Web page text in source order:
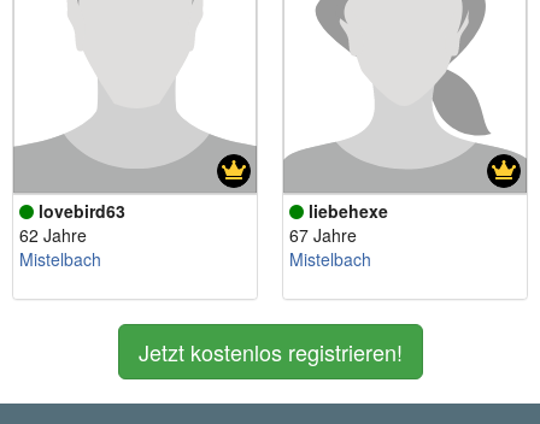
lovebird63
62 Jahre
Mistelbach
liebehexe
67 Jahre
Mistelbach
Jetzt kostenlos registrieren!